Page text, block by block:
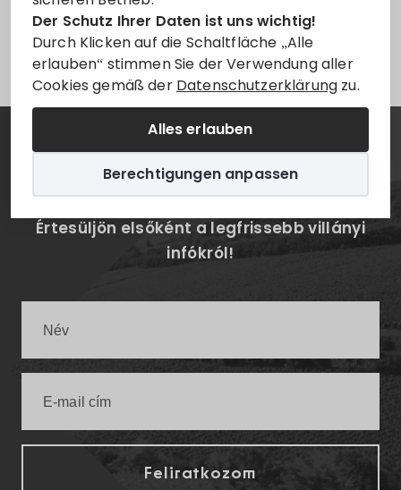
Der Schutz Ihrer Daten ist uns wichtig!
Durch Klicken auf die Schaltfläche „Alle
erlauben“ stimmen Sie der Verwendung aller
Cookies gemäß der Datenschutzerklärung zu.
Alles erlauben
Berechtigungen anpassen
Leider ist der Eintrag nur aufMagyarverfügbar.
Hírlevél
Értesüljön elsőként a legfrissebb villányi
infókról!